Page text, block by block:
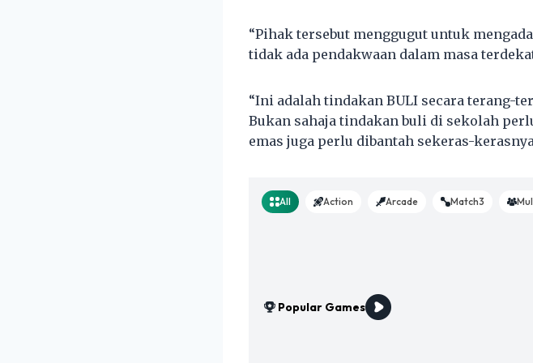
“Pihak tersebut menggugut untuk
tidak ada pendakwaan dalam masa
“Ini adalah tindakan BULI secara terang-
Bukan sahaja tindakan buli di sekolah
emas juga perlu dibantah sekeras-